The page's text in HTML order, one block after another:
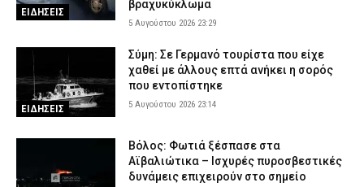
ΕΙΔΗΣΕΙΣ
βραχυκύκλωμα
5 Αυγούστου 2026 23:29
ΕΙΔΗΣΕΙΣ
Σύμη: Σε Γερμανό τουρίστα που είχε
χαθεί με άλλους επτά ανήκει η σορός
που εντοπίστηκε
5 Αυγούστου 2026 23:14
Βόλος: Φωτιά ξέσπασε στα
Αϊβαλιώτικα – Ισχυρές πυροσβεστικές
δυνάμεις επιχειρούν στο σημείο